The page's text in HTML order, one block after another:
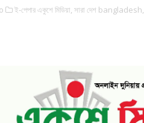
ই-পেপার একুশে মিডিয়া, সারা দেশ bangladesh,